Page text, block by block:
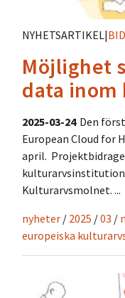
NYHETSARTIKEL|
Möjlighet
data
2025-03-24 Den
European Cloud for
april.
Kulturarvsmolnet. ...
nyheter / 2025 /03 /
europeiska